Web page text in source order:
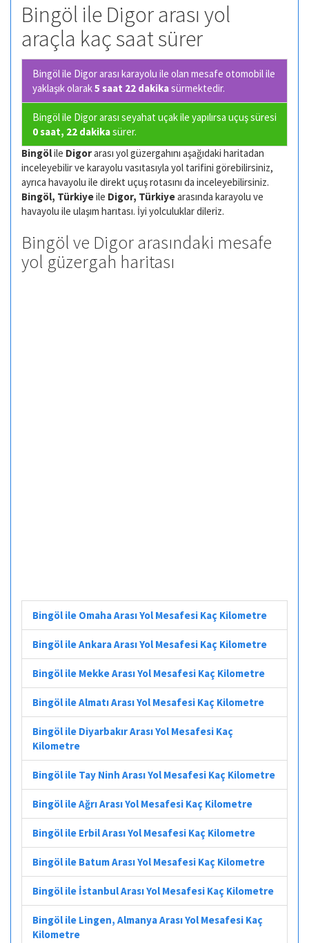
Bingöl ile Digor arası yol
araçla kaç saat sürer
Bingöl ile Digor arası karayolu ile olan mesafe otomobil ile
yaklaşık olarak5 saat 22 dakikasürmektedir.
Bingöl ile Digor arası seyahat uçak ile yapılırsa uçuş süresi
0 saat, 22 dakikasürer.
Bingölile Digorarası yol güzergahını aşağıdaki haritadan
inceleyebilir ve karayolu vasıtasıyla yol tarifini görebilirsiniz,
ayrıca havayolu ile direkt uçuş rotasını da inceleyebilirsiniz.
Bingöl, Türkiyeile Digor, Türkiyearasında karayolu ve
havayolu ile ulaşım harıtası. İyi yolculuklar dileriz.
Bingöl ve Digor arasındaki mesafe
yol güzergah haritası
Bingöl ile Omaha Arası Yol Mesafesi Kaç Kilometre
Bingöl ile Ankara Arası Yol Mesafesi Kaç Kilometre
Bingöl ile Mekke Arası Yol Mesafesi Kaç Kilometre
Bingöl ile Almatı Arası Yol Mesafesi Kaç Kilometre
Bingöl ile Diyarbakır Arası Yol Mesafesi Kaç
Kilometre
Bingöl ile Tay Ninh Arası Yol Mesafesi Kaç Kilometre
Bingöl ile Ağrı Arası Yol Mesafesi Kaç Kilometre
Bingöl ile Erbil Arası Yol Mesafesi Kaç Kilometre
Bingöl ile Batum Arası Yol Mesafesi Kaç Kilometre
Bingöl ile İstanbul Arası Yol Mesafesi Kaç Kilometre
Bingöl ile Lingen, Almanya Arası Yol Mesafesi Kaç
Kilometre